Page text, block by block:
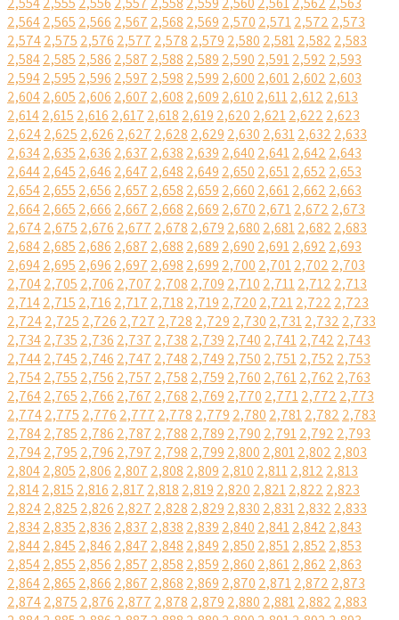
2,5642,565 2,566 2,567 2,568 2,569 2,570 2,5712,572 2,573
2,5742,575 2,576 2,577 2,578 2,579 2,580 2,5812,582 2,583
2,5842,585 2,586 2,587 2,588 2,589 2,590 2,5912,592 2,593
2,5942,595 2,596 2,597 2,598 2,599 2,600 2,6012,602 2,603
2,6042,605 2,606 2,607 2,608 2,609 2,610 2,6112,612 2,613
2,6142,615 2,616 2,617 2,618 2,619 2,620 2,6212,622 2,623
2,6242,625 2,626 2,627 2,628 2,629 2,630 2,6312,632 2,633
2,6342,635 2,636 2,637 2,638 2,639 2,640 2,6412,642 2,643
2,6442,645 2,646 2,647 2,648 2,649 2,650 2,6512,652 2,653
2,6542,655 2,656 2,657 2,658 2,659 2,660 2,6612,662 2,663
2,6642,665 2,666 2,667 2,668 2,669 2,670 2,6712,672 2,673
2,6742,675 2,676 2,677 2,678 2,679 2,680 2,6812,682 2,683
2,6842,685 2,686 2,687 2,688 2,689 2,690 2,6912,692 2,693
2,6942,695 2,696 2,697 2,698 2,699 2,700 2,7012,702 2,703
2,7042,705 2,706 2,707 2,708 2,709 2,710 2,7112,712 2,713
2,7142,715 2,716 2,717 2,718 2,719 2,720 2,7212,722 2,723
2,7242,725 2,726 2,727 2,728 2,729 2,730 2,7312,732 2,733
2,7342,735 2,736 2,737 2,738 2,739 2,740 2,7412,742 2,743
2,7442,745 2,746 2,747 2,748 2,749 2,750 2,7512,752 2,753
2,7542,755 2,756 2,757 2,758 2,759 2,760 2,7612,762 2,763
2,7642,765 2,766 2,767 2,768 2,769 2,770 2,7712,772 2,773
2,7742,775 2,776 2,777 2,778 2,779 2,780 2,7812,782 2,783
2,7842,785 2,786 2,787 2,788 2,789 2,790 2,7912,792 2,793
2,7942,795 2,796 2,797 2,798 2,799 2,800 2,8012,802 2,803
2,8042,805 2,806 2,807 2,808 2,809 2,810 2,8112,812 2,813
2,8142,815 2,816 2,817 2,818 2,819 2,820 2,8212,822 2,823
2,8242,825 2,826 2,827 2,828 2,829 2,830 2,8312,832 2,833
2,8342,835 2,836 2,837 2,838 2,839 2,840 2,8412,842 2,843
2,8442,845 2,846 2,847 2,848 2,849 2,850 2,8512,852 2,853
2,8542,855 2,856 2,857 2,858 2,859 2,860 2,8612,862 2,863
2,8642,865 2,866 2,867 2,868 2,869 2,870 2,8712,872 2,873
2,8742,875 2,876 2,877 2,878 2,879 2,880 2,8812,882 2,883